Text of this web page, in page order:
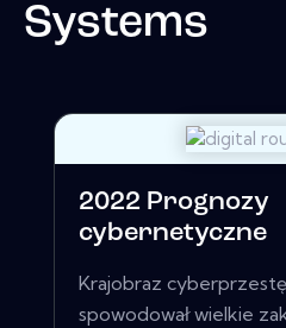
Systems
2022 Prognozy
cybernetyczne
Krajobraz
spowodował wielkie